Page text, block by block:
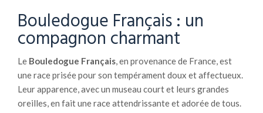
Bouledogue Français : un
compagnon charmant
Le Bouledogue Français, en provenance de France, est
une race prisée pour son tempérament doux et affectueux.
Leur apparence, avec un museau court et leurs grandes
oreilles, en fait une race attendrissante et adorée de tous.